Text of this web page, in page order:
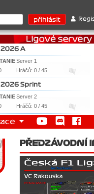
2. Williams , 3.
2026 A
Server 1
Hráčů: 0 / 45
2026 Sprint
Server 2
Hráčů: 0 / 45
PŘEDZÁVODNÍ